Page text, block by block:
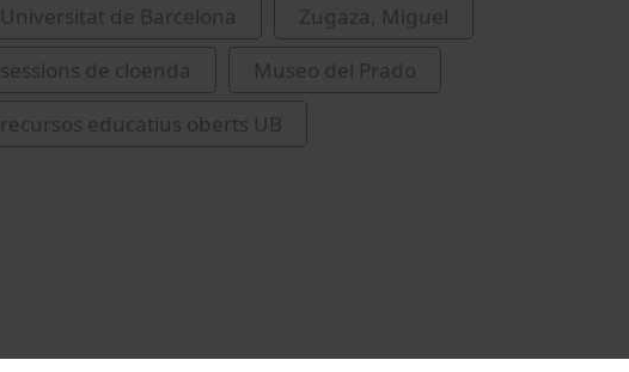
Universitat de Barcelona
Zugaza, Miguel
sessions de cloenda
Museo del Prado
recursos educatius oberts UB